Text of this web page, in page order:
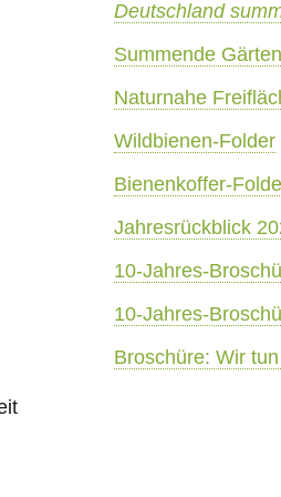
Deutschland
Summende
Naturnahe
Wildbienen-Folder
Bienenkoffer-
Jahresrückblick
10-Jahres-
10-Jahres-
Broschüre: Wir